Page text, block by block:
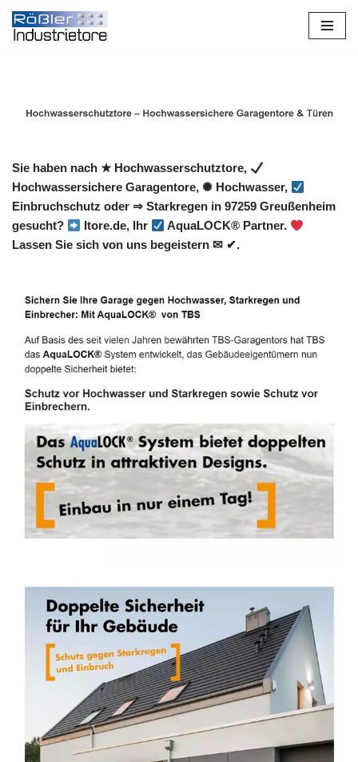
Zum
Sie haben nach ★ Hochwasserschutztore,
Hochwassersichere Garagentore, ✺ Hochwasser,
Einbruchschutz oder ⇒ Starkregen in 97259 Greußenheim
gesucht?
Itore.de, Ihr
AquaLOCK® Partner.
Lassen Sie sich von uns begeistern ✉ ✔.